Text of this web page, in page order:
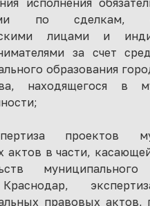
исполнения
по сделкам,
лицами и
за счет
образования
находящегося в
проектов
актов в части,
муниципального
правовых актов,